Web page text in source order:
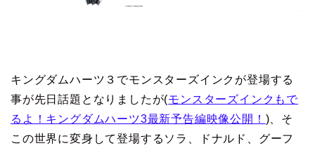
キングダムハーツ３でモンスターズインクが登場する
事が先日話題となりましたが(モンスターズインクもで
るよ！キングダムハーツ3最新予告編映像公開！ )、そ
この世界に変身して登場するソラ、ドナルド、グーフ